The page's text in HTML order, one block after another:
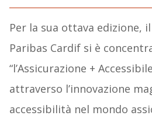
Per la sua ottava edizione,
Paribas Cardif si è
“l’Assicurazione +
attraverso l’innovazione
accessibilità nel mondo